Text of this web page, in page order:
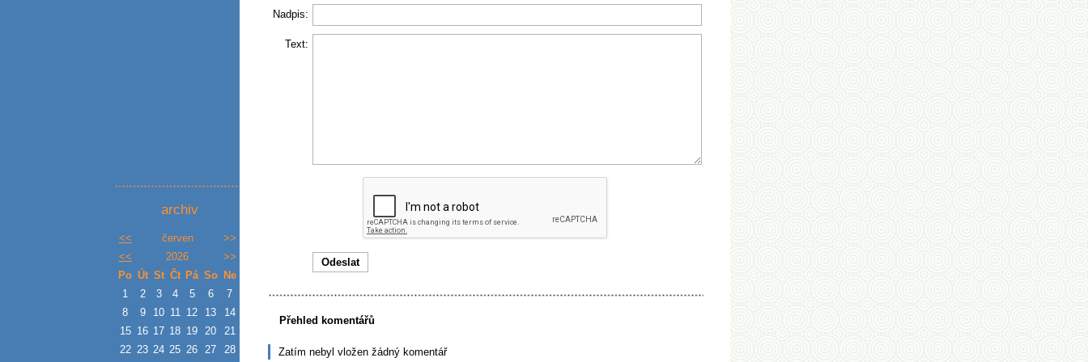
Nadpis:
Text:
Přehled komentářů
Zatím nebyl vložen žádný komentář
archiv
<< červen
>>
<<
2026
>>
Po Út St Čt Pá So
Ne
1
2 3 4 5 6
7
8
9 10 11 12 13
14
15 16 17 18 19 20
21
22 23 24 25 26 27 28